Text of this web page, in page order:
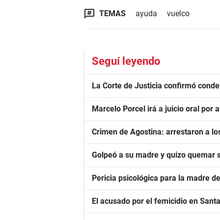
TEMAS ayuda vuelco
Seguí leyendo
La Corte de Justicia confirmó
Marcelo Porcel irá a juicio oral por
Crimen de Agostina: arrestaron a
Golpeó a su madre y quizo quemar
Pericia psicológica para la madre
El acusado por el femicidio en